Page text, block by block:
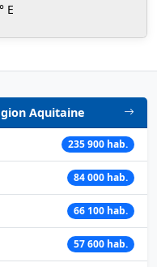
E
Aquitaine
235 900 hab.
84 000 hab.
66 100 hab.
57 600 hab.